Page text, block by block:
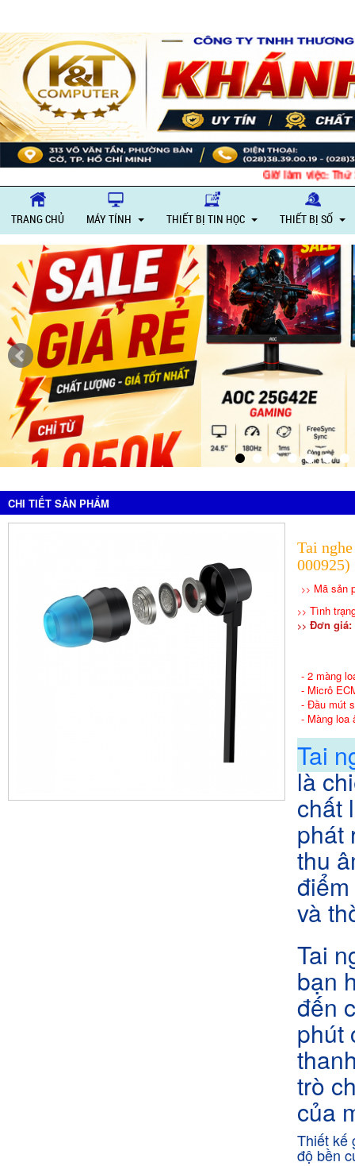
Giờ làm việc: Thứ 2
TRANG CHỦ MÁY TÍNH THIẾT BỊ TIN HỌC THIẾT BỊ SỐ
CHI TIẾT SẢN PHẨM
Tai
000925)
>> Mã sản
>> Tình
>> Đơn giá:
- 2 màng
- Micrô
- Đầu mút
- Màng loa
Tai
là
chất
phát
thu
và
Tai
bạn
đến
phút
trò
của
Thiết kế
độ bền